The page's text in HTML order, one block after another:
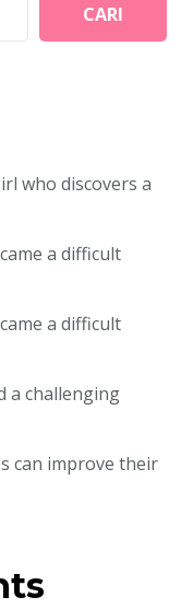
CARI
who discovers a
a difficult
a difficult
a challenging
can improve their